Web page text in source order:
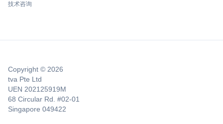
技术咨询
Copyright © 2026
tva Pte Ltd
UEN 202125919M
68 Circular Rd. #02-01
Singapore 049422